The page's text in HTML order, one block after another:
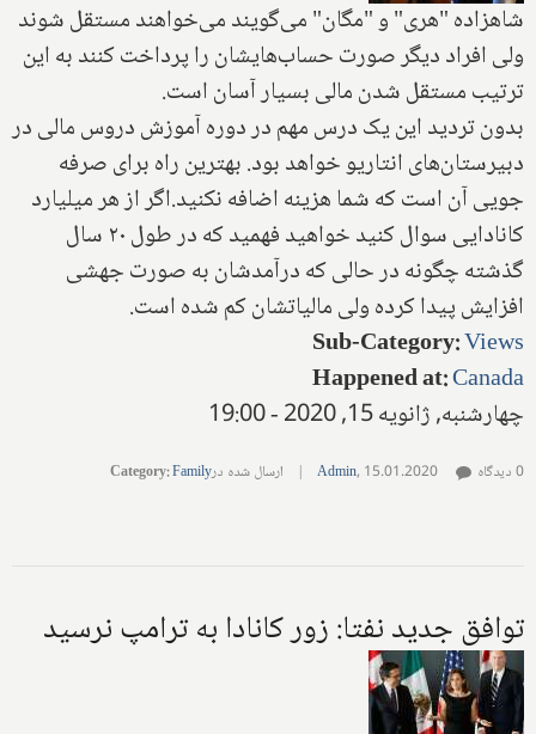
شاهزاده "هری" و "مگان" می‌گویند می‌خواهند مستقل شوند
ولی افراد دیگر صورت حساب‌هایشان را پرداخت کنند به این
ترتیب مستقل شدن مالی بسیار آسان است.
بدون تردید این یک درس مهم در دوره آموزش دروس مالی در
دبیرستان‌های انتاریو خواهد بود. بهترین راه برای صرفه
جویی آن است که شما هزینه اضافه نکنید.اگر از هر میلیارد
کانادایی سوال کنید خواهید فهمید که در طول ۲۰ سال
گذشته چگونه در حالی که درآمدشان به صورت جهشی
افزایش پیدا کرده ولی مالیاتشان کم‌ شده است.
Sub-Category:Views
Happened at:Canada
چهارشنبه, ژانویه 15, 2020 - 19:00
Admin, 15.01.2020
| ارسال شده در Category:Family 0 دیدگاه
توافق جدید نفتا: زور کانادا به ترامپ نرسید